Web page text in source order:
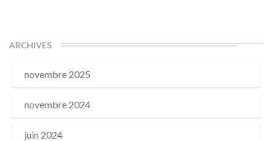
ARCHIVES
novembre 2025
novembre 2024
juin 2024